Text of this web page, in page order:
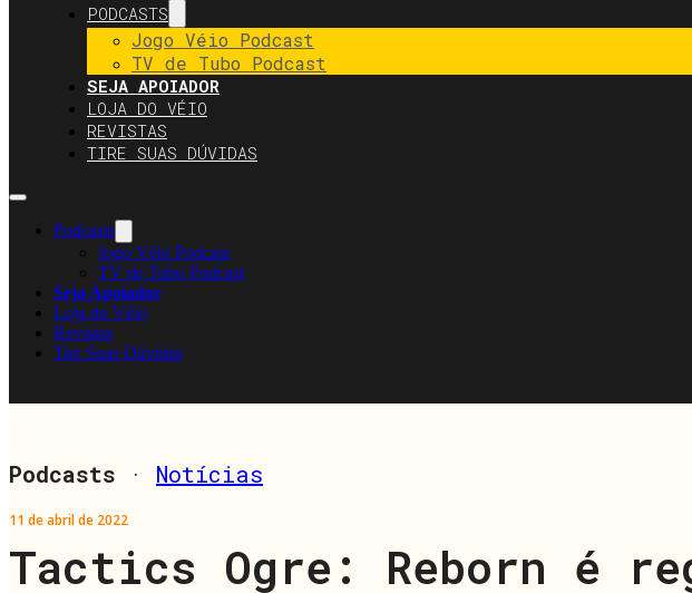
PODCASTS
Jogo Véio Podcast
TV de Tubo Podcast
SEJA APOIADOR
LOJA DO VÉIO
REVISTAS
TIRE SUAS DÚVIDAS
Podcasts
Jogo Véio Podcast
TV de Tubo Podcast
Seja Apoiador
Loja do Véio
Revistas
Tire Suas Dúvidas
Podcasts · Notícias
11 de abril de 2022
Tactics Ogre: Reborn é